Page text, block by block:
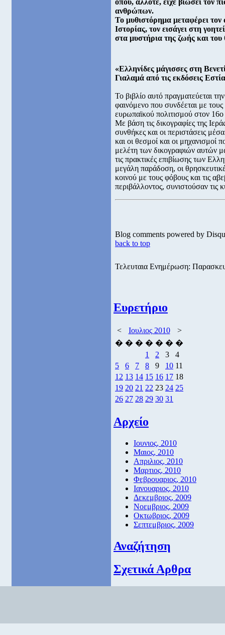
ανθρώπων.
Το μυθιστόρημα μεταφέρει τον
Ιστορίας, τον εισάγει στη
στα μυστήρια της ζωής και του
«Ελληνίδες μάγισσες στη
Γιαλαμά από τις εκδόσεις Εστία
Το βιβλίο αυτό πραγματεύεται
φαινόμενο που συνδέεται με
ευρωπαϊκού πολιτισμού στον
Με βάση τις δικογραφίες της
συνθήκες και οι περιστάσεις
και οι θεσμοί και οι μηχανισμοί
μελέτη των δικογραφιών αυτών
τις πρακτικές επιβίωσης των
μεγάλη παράδοση, οι
κοινού με τους φόβους και τις
περιβάλλοντος, συνιστούσαν τις
Blog comments powered by
back to top
Τελευταια Ενημέρωση:
Ευρετήριο
< Ιουλιος 2010
>
� � � � � � �
1
2 3
4
5
6 7 8 9 10 11
12 13 14 15 16 17 18
19 20 21 22 23 24 25
26 27 28 29 30 31
Αρχείο
Ιουνιος, 2010
Μαιος, 2010
Απριλιος, 2010
Μαρτιος, 2010
Φεβρουαριος, 2010
Ιανουαριος, 2010
Δεκεμβριος, 2009
Νοεμβριος, 2009
Οκτωβριος, 2009
Σεπτεμβριος, 2009
Αναζήτηση
Σχετικά Αρθρα